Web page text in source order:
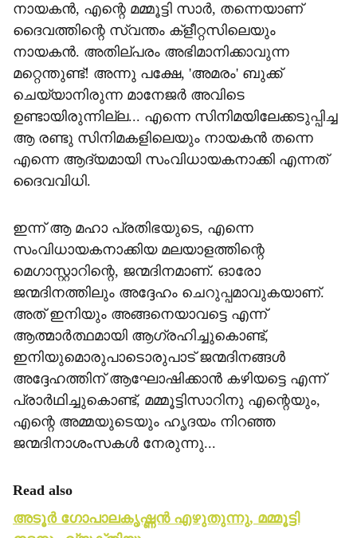
നായകന്‍, എന്റെ മമ്മൂട്ടി സാര്‍, തന്നെയാണ്
ദൈവത്തിന്റെ സ്വന്തം ക്‌ളീറ്റസിലെയും
നായകന്‍. അതില്പരം അഭിമാനിക്കാവുന്ന
മറ്റെന്തുണ്ട്! അന്നു പക്ഷേ, 'അമരം' ബുക്ക്
ചെയ്യാനിരുന്ന മാനേജര്‍ അവിടെ
ഉണ്ടായിരുന്നില്ല... എന്നെ സിനിമയിലേക്കടുപ്പിച്ച
ആ രണ്ടു സിനിമകളിലെയും നായകന്‍ തന്നെ
എന്നെ ആദ്യമായി സംവിധായകനാക്കി എന്നത്
ദൈവവിധി.
ഇന്ന് ആ മഹാ പ്രതിഭയുടെ, എന്നെ
സംവിധായകനാക്കിയ മലയാളത്തിന്റെ
മെഗാസ്റ്റാറിന്റെ, ജന്മദിനമാണ്. ഓരോ
ജന്മദിനത്തിലും അദ്ദേഹം ചെറുപ്പമാവുകയാണ്.
അത് ഇനിയും അങ്ങനെയാവട്ടെ എന്ന്
ആത്മാര്‍ത്ഥമായി ആഗ്രഹിച്ചുകൊണ്ട്,
ഇനിയുമൊരുപാടൊരുപാട് ജന്മദിനങ്ങള്‍
അദ്ദേഹത്തിന് ആഘോഷിക്കാന്‍ കഴിയട്ടെ എന്ന്
പ്രാര്‍ഥിച്ചുകൊണ്ട്, മമ്മൂട്ടിസാറിനു എന്റെയും,
എന്റെ അമ്മയുടെയും ഹൃദയം നിറഞ്ഞ
ജന്മദിനാശംസകള്‍ നേരുന്നു...
Read also
അടൂര്‍ ഗോപാലകൃഷ്ണന്‍ എഴുതുന്നു, മമ്മൂട്ടി